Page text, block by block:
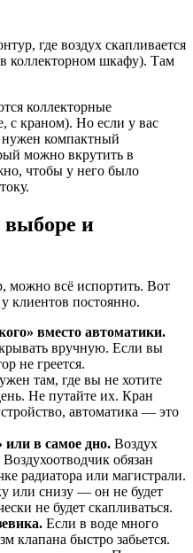
где воздух скапливается
коллекторном шкафу). Там
коллекторные
с краном). Но если у вас
нужен компактный
можно вкрутить в
чтобы у него было
и
можно всё испортить. Вот
клиентов постоянно.
вместо автоматики.
вручную. Если вы
не греется.
там, где вы не хотите
Не путайте их. Кран
автоматика — это
или в самое дно. Воздух
обязан
радиатора или магистрали.
или снизу — он не будет
не будет скапливаться.
Если в воде много
клапана быстро забьется.